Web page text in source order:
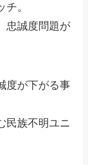
。
忠誠度問題が
度が下がる事
民族不明ユニ